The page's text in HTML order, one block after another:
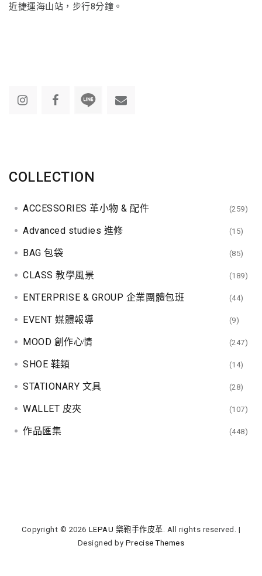
近捷運海山站，步行8分鐘。
COLLECTION
ACCESSORIES 革小物 & 配件 (259)
Advanced studies 進修 (15)
BAG 包袋 (85)
CLASS 教學風景 (189)
ENTERPRISE & GROUP 企業團體包班 (44)
EVENT 媒體報導 (9)
MOOD 創作心情 (247)
SHOE 鞋類 (14)
STATIONARY 文具 (28)
WALLET 皮夾 (107)
作品匯集 (448)
Copyright © 2026 LEPAU 樂鞄手作皮革 . All rights reserved. |
Designed by Precise Themes